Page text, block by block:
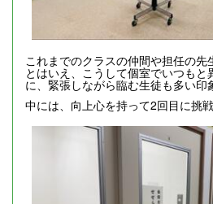
これまでのクラスの仲間や担任の先
とはいえ、こうして個室でいつもと
に、緊張しながら臨む生徒も多い印
中には、向上心を持って2回目に挑